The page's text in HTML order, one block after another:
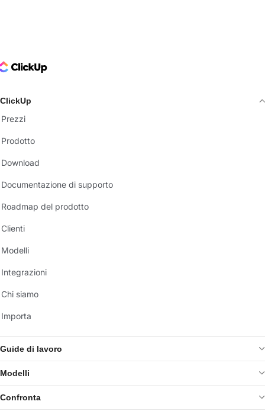
Logo
ClickUp
Prezzi
Prodotto
Download
Documentazione di supporto
Roadmap del prodotto
Clienti
Modelli
Integrazioni
Chi siamo
Importa
Guide di lavoro
Modelli
Confronta